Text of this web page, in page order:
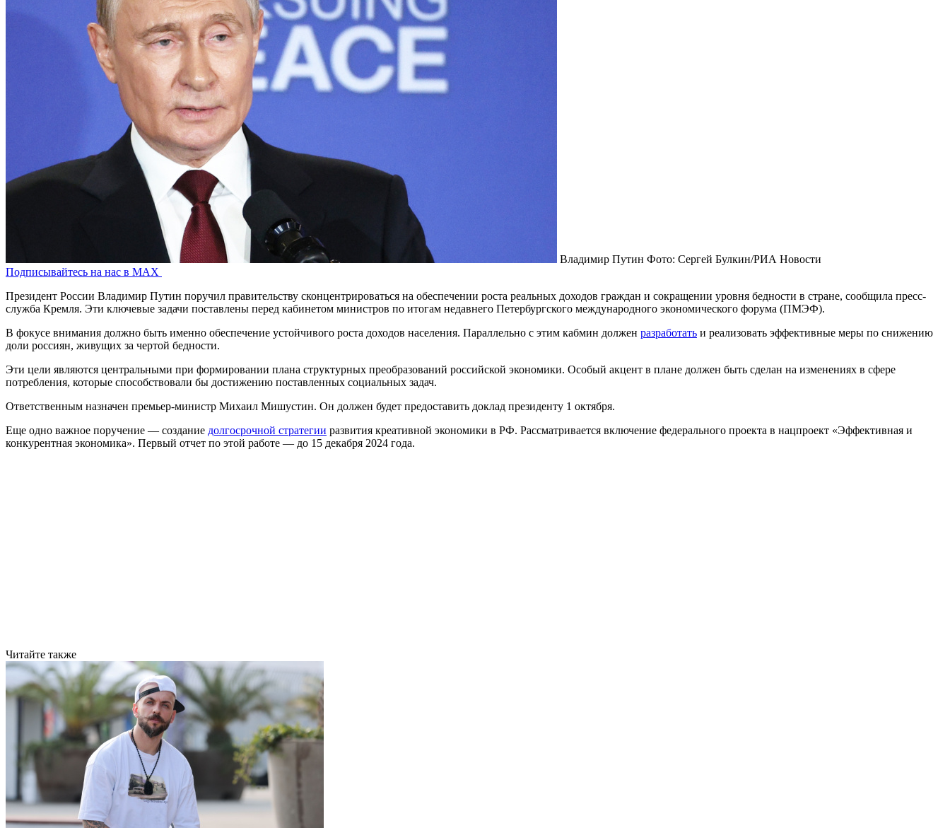
Владимир Путин Фото: Сергей Булкин/РИА Новости
Подписывайтесь на нас в MAX
Президент России Владимир Путин поручил правительству сконцентрироваться на обеспечении роста реальных доходов граждан и сокращении уровня бедности в стране, сообщила пресс-
служба Кремля. Эти ключевые задачи поставлены перед кабинетом министров по итогам недавнего Петербургского международного экономического форума (ПМЭФ).
В фокусе внимания должно быть именно обеспечение устойчивого роста доходов населения. Параллельно с этим кабмин должен разработать и реализовать эффективные меры по снижению
доли россиян, живущих за чертой бедности.
Эти цели являются центральными при формировании плана структурных преобразований российской экономики. Особый акцент в плане должен быть сделан на изменениях в сфере
потребления, которые способствовали бы достижению поставленных социальных задач.
Ответственным назначен премьер-министр Михаил Мишустин. Он должен будет предоставить доклад президенту 1 октября.
Еще одно важное поручение — создание долгосрочной стратегии развития креативной экономики в РФ. Рассматривается включение федерального проекта в нацпроект «Эффективная и
конкурентная экономика». Первый отчет по этой работе — до 15 декабря 2024 года.
Читайте также